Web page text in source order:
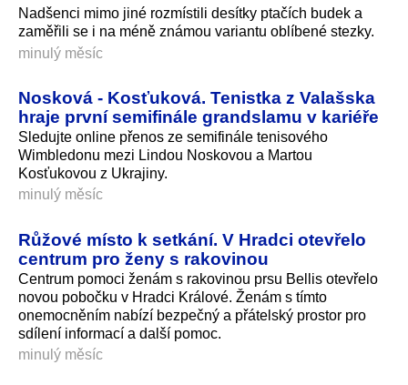
Nadšenci mimo jiné rozmístili desítky ptačích budek a
zaměřili se i na méně známou variantu oblíbené stezky.
minulý měsíc
Nosková - Kosťuková. Tenistka z Valašska
hraje první semifinále grandslamu v kariéře
Sledujte online přenos ze semifinále tenisového
Wimbledonu mezi Lindou Noskovou a Martou
Kosťukovou z Ukrajiny.
minulý měsíc
Růžové místo k setkání. V Hradci otevřelo
centrum pro ženy s rakovinou
Centrum pomoci ženám s rakovinou prsu Bellis otevřelo
novou pobočku v Hradci Králové. Ženám s tímto
onemocněním nabízí bezpečný a přátelský prostor pro
sdílení informací a další pomoc.
minulý měsíc